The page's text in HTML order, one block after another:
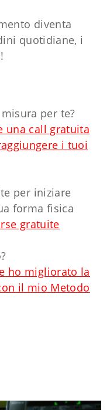
diventa
quotidiane, i
per te?
una call gratuita
i tuoi
per iniziare
forma fisica
gratuite
ho migliorato la
il mio Metodo